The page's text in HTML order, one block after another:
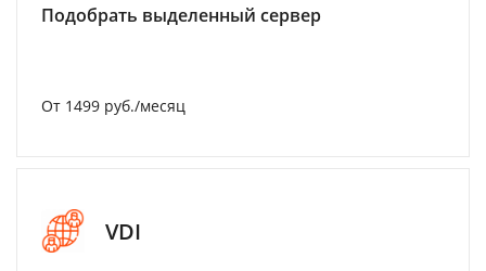
Подобрать выделенный сервер
От 1499 руб./месяц
VDI